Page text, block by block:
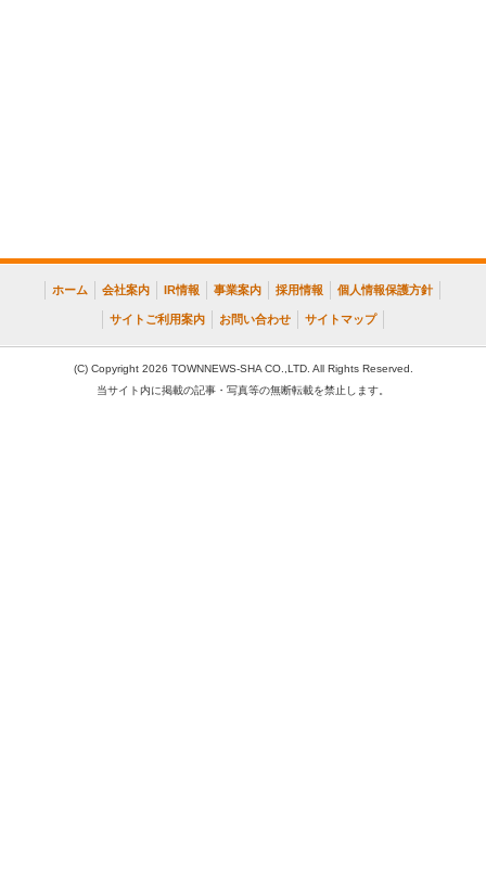
ホーム 会社案内 IR情報 事業案内 採用情報 個人情報保護方針
サイトご利用案内 お問い合わせ サイトマップ
(C) Copyright 2026 TOWNNEWS-SHA CO.,LTD. All Rights Reserved.
当サイト内に掲載の記事・写真等の無断転載を禁止します。